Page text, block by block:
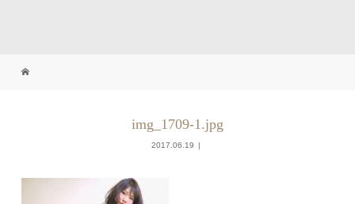
img_1709-1.jpg
2017.06.19